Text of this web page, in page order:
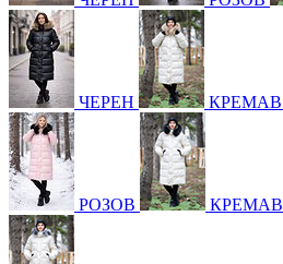
ЧЕРЕН КРЕМАВ
РОЗОВ КРЕМАВ